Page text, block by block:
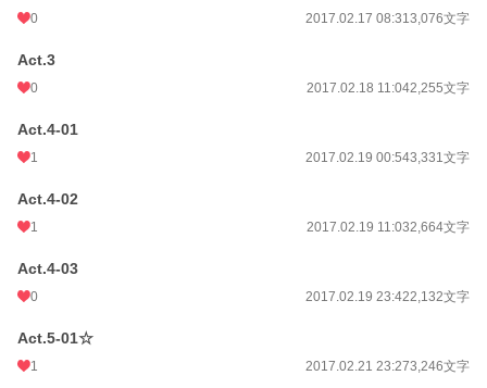
年間ポイント
0 2017.02.17 08:313,076文字
Act.3
0 2017.02.18 11:042,255文字
Act.4-01
1 2017.02.19 00:543,331文字
Act.4-02
1 2017.02.19 11:032,664文字
Act.4-03
0 2017.02.19 23:422,132文字
Act.5-01☆
1 2017.02.21 23:273,246文字